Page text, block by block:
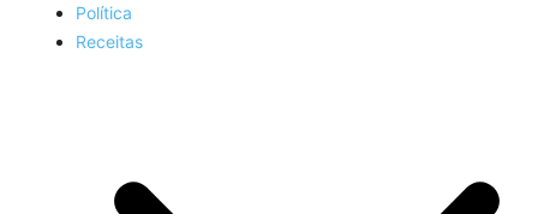
Política
Receitas